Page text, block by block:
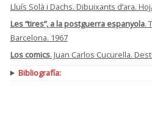
Lluís Solà i Dachs. Dibuixants d’ara.
Les “tires”, a la postguerra espanyola.
Barcelona. 1967
Los comics. Juan Carlos Cucurella.
Bibliografía: